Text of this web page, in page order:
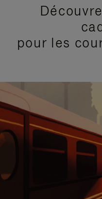
pour les